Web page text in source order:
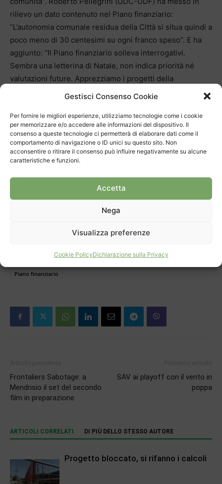
Gestisci Consenso Cookie
Per fornire le migliori esperienze, utilizziamo tecnologie come i cookie
per memorizzare e/o accedere alle informazioni del dispositivo. Il
consenso a queste tecnologie ci permetterà di elaborare dati come il
comportamento di navigazione o ID unici su questo sito. Non
acconsentire o ritirare il consenso può influire negativamente su alcune
caratteristiche e funzioni.
Accetta
Nega
Visualizza preferenze
Cookie PolicyDichiarazione sulla Privacy
rilievo un dato contenuto nel Piano finanziario:
“L’autonomia comunale residua della Città si situa quindi a
poco meno di 30 centesimi su ogni franco speso”. E ha
aggiunto: “Il Piano finanziario solleva interrogativi.
Sembra una letterina di Natale, non indica priorità né
valutazioni future. Apprezziamo i progetti della
digitalizzazione e dell’Amministrazione comunale, ma
Mendrisio deve far sentire la voce forte al Cantone, come
fa Lugano”. L’allusione è anche alle “spese di
trasferimento” che rappresentano uno dei maggiori oneri
per la Città. Per Giovanni Poloni (PLR) “occorre portare
progetti utopistici”.
Piano finanziario
Frontaliers Sabotage: a
Mendrisio il set del secondo
film in preparazione
SAV ai playoff con il vento in
poppa
ARTICOLI CORRELATI DI PIÙ DELLO STESSO AUTORE
Progetto bloccato, si rifanno i calcoli